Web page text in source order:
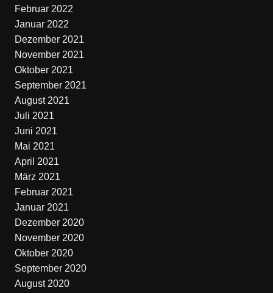
Februar 2022
Januar 2022
Dezember 2021
November 2021
Oktober 2021
September 2021
August 2021
Juli 2021
Juni 2021
Mai 2021
April 2021
März 2021
Februar 2021
Januar 2021
Dezember 2020
November 2020
Oktober 2020
September 2020
August 2020